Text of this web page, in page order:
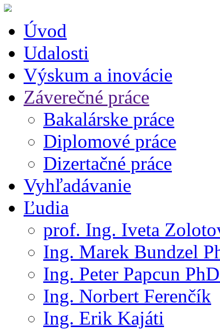
Úvod
Udalosti
Výskum a inovácie
Záverečné práce
Bakalárske práce
Diplomové práce
Dizertačné práce
Vyhľadávanie
Ľudia
prof. Ing. Iveta
Ing. Marek Bundzel
Ing. Peter Papcun
Ing. Norbert Ferenčík
Ing. Erik Kajáti